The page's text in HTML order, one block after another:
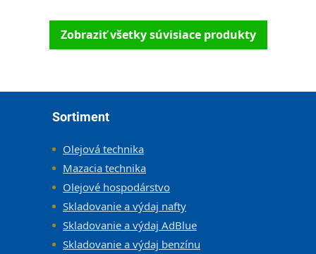
Zobraziť všetky súvisiace produkty
Sortiment
Olejová technika
Mazacia technika
Olejové hospodárstvo
Skladovanie a výdaj nafty
Skladovanie a výdaj AdBlue
Skladovanie a výdaj benzínu